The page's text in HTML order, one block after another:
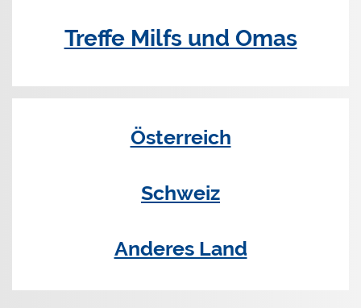
Treffe Milfs und Omas
Österreich
Schweiz
Anderes Land